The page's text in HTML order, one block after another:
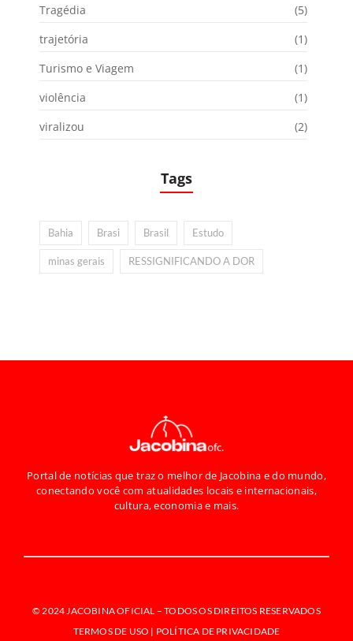
Tragédia
(5)
trajetória
(1)
Turismo e Viagem
(1)
violência
(1)
viralizou
(2)
Tags
Bahia Brasi Brasil Estudo
minas gerais RESSIGNIFICANDO A DOR
Portal de notícias que traz o melhor de Jacobina e do mundo,
conectando você com atualidades locais e internacionais,
cultura, economia e mais.
© 2024 JACOBINA OFICIAL –TODOS OS DIREITOS RESERVADOS
TERMOS DE USO | POLÍTICA DE PRIVACIDADE